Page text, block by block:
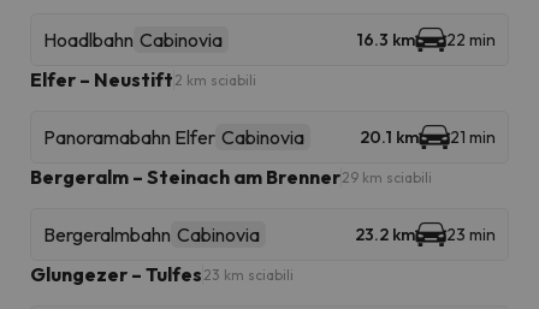
Hoadlbahn Cabinovia 16.3 km 22 min
Elfer – Neustift 2 km sciabili
Panoramabahn Elfer Cabinovia 20.1 km 21 min
Bergeralm – Steinach am Brenner29 km sciabili
Bergeralmbahn Cabinovia 23.2 km 23 min
Glungezer – Tulfes 23 km sciabili